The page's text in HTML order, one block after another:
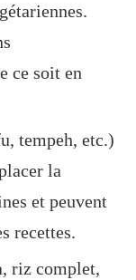
ce soit en
tempeh, etc.)
la
et peuvent
recettes.
riz complet,